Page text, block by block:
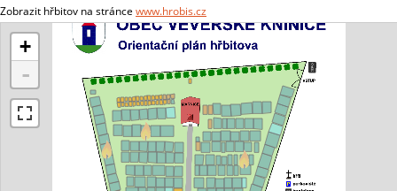
Zobrazit hřbitov na stránce www.hrobis.cz
+
-